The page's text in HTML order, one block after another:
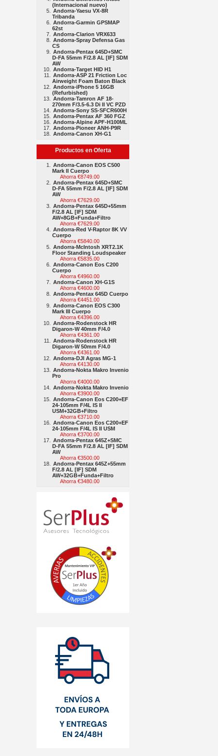
(Internacional nuevo)
Andorra-Yaesu VX-8R
Tribanda
Andorra-Garmin GPSMAP
62st
Andorra-Clarion VRX633
Andorra-Spray Defensa Gas
CS
Andorra-Pentax 645D+SMC
D-FA 55mm F/2.8 AL [IF] SDM
AW
Andorra-Target HID H1
Andorra-ASP 21 Friction Loc
Airweight Foam Baton Black
Andorra-iPhone 5 16GB
(Refurbished)
Andorra-Tamron AF 18-
270mm F/3.5-6.3 Di II VC PZD
Andorra-Sony SS-SFCR600H
Andorra-Pentax AF 360 FGZ
Andorra-Alpine APF-H100ML
Andorra-Pioneer ANH-P9R
Andorra-Canon XH-G1
Productos en Oferta
Andorra-Canon EOS C500
Mark II Cuerpo
Ahorra €8749.00
Andorra-Pentax 645D+SMC
D-FA 55mm F/2.8 AL [IF] SDM
AW
Ahorra €7629.00
Andorra-Pentax 645D+55mm
F/2.8 AL [IF] SDM
AW+8GB+Funda+Filtro
Ahorra €7629.00
Andorra-Red V-Raptor 8K VV
Cuerpo
Ahorra €5840.00
Andorra-McIntosh XRT2.1K
Floor Standing Loudspeaker
Ahorra €5835.00
Andorra-Canon Eos C200
Cuerpo
Ahorra €4960.00
Andorra-Canon XH-G1S
Ahorra €4600.00
Andorra-Pentax 645D Cuerpo
Ahorra €4451.00
Andorra-Canon EOS C300
Mark III Cuerpo
Ahorra €4396.00
Andorra-Rodenstock HR
Digaron-W 40mm F/4.0
Ahorra €4361.00
Andorra-Rodenstock HR
Digaron-W 50mm F/4.0
Ahorra €4361.00
Andorra-DJI Agras MG-1
Ahorra €4130.00
Andorra-Nokta Makro Invenio
Pro
Ahorra €4000.00
Andorra-Nokta Makro Invenio
Ahorra €3900.00
Andorra-Canon Eos C200+EF
24-105mm F/4L IS II
USM+32GB+Filtro
Ahorra €3710.00
Andorra-Canon Eos C200+EF
24-105mm F/4L IS II USM
Ahorra €3700.00
Andorra-Pentax 645Z+SMC
D-FA 55mm F/2.8 AL [IF] SDM
AW
Ahorra €3500.00
Andorra-Pentax 645Z+55mm
F/2.8 AL [IF] SDM
AW+32GB+Funda+Filtro
Ahorra €3480.00